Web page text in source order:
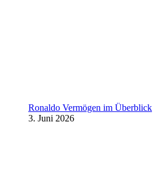
Ronaldo Vermögen im Überblick
3. Juni 2026